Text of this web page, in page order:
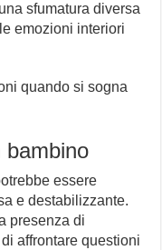
sfumatura diversa
emozioni interiori
quando si sogna
bambino
essere
e destabilizzante.
presenza di
affrontare questioni